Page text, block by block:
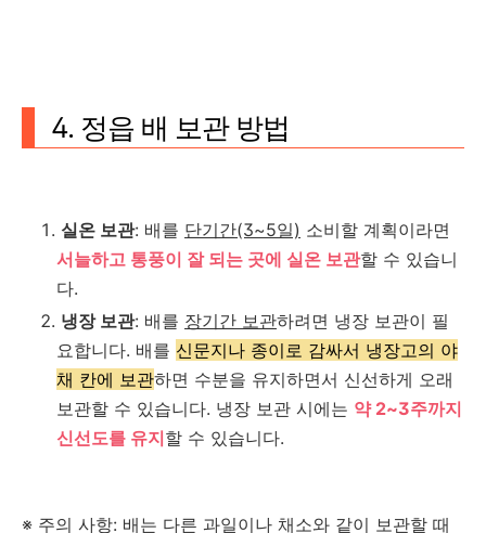
4. 정읍 배 보관 방법
실온 보관: 배를 단기간(3~5일) 소비할 계획이라면
서늘하고 통풍이 잘 되는 곳에 실온 보관할 수 있습니
다.
냉장 보관: 배를 장기간 보관하려면 냉장 보관이 필
요합니다. 배를 신문지나 종이로 감싸서 냉장고의 야
채 칸에 보관하면 수분을 유지하면서 신선하게 오래
보관할 수 있습니다. 냉장 보관 시에는 약 2~3주까지
신선도를 유지할 수 있습니다.
※ 주의 사항: 배는 다른 과일이나 채소와 같이 보관할 때